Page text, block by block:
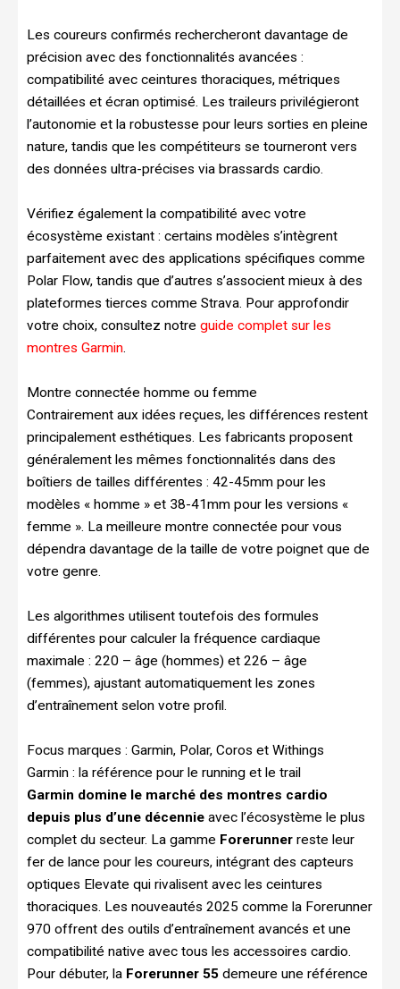
Les coureurs confirmés rechercheront davantage de
précision avec des fonctionnalités avancées :
compatibilité avec ceintures thoraciques, métriques
détaillées et écran optimisé. Les traileurs privilégieront
l’autonomie et la robustesse pour leurs sorties en pleine
nature, tandis que les compétiteurs se tourneront vers
des données ultra-précises via brassards cardio.
Vérifiez également la compatibilité avec votre
écosystème existant : certains modèles s’intègrent
parfaitement avec des applications spécifiques comme
Polar Flow, tandis que d’autres s’associent mieux à des
plateformes tierces comme Strava. Pour approfondir
votre choix, consultez notre guide complet sur les
montres Garmin.
Montre connectée homme ou femme
Contrairement aux idées reçues, les différences restent
principalement esthétiques. Les fabricants proposent
généralement les mêmes fonctionnalités dans des
boîtiers de tailles différentes : 42-45mm pour les
modèles « homme » et 38-41mm pour les versions «
femme ». La meilleure montre connectée pour vous
dépendra davantage de la taille de votre poignet que de
votre genre.
Les algorithmes utilisent toutefois des formules
différentes pour calculer la fréquence cardiaque
maximale : 220 – âge (hommes) et 226 – âge
(femmes), ajustant automatiquement les zones
d’entraînement selon votre profil.
Focus marques : Garmin, Polar, Coros et Withings
Garmin : la référence pour le running et le trail
Garmin domine le marché des montres cardio
depuis plus d’une décennie avec l’écosystème le plus
complet du secteur. La gamme Forerunner reste leur
fer de lance pour les coureurs, intégrant des capteurs
optiques Elevate qui rivalisent avec les ceintures
thoraciques. Les nouveautés 2025 comme la Forerunner
970 offrent des outils d’entraînement avancés et une
compatibilité native avec tous les accessoires cardio.
Pour débuter, la Forerunner 55 demeure une référence